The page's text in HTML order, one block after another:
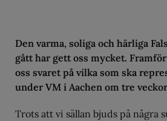
Den varma, soliga och härliga
gått har gett oss mycket.
oss svaret på vilka som ska
under VM i Aachen om tre
Trots att vi sällan bjuds på några